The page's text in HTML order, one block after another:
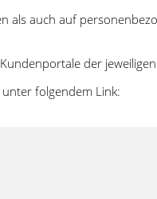
als auch auf
der
folgendem Link: